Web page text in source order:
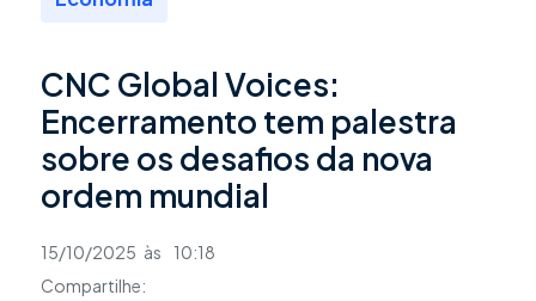
CNC Global Voices:
Encerramento tem palestra
sobre os desafios da nova
ordem mundial
15/10/2025 às
10:18
Compartilhe: